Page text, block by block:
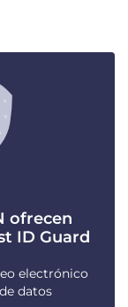
ofrecen
ID Guard
electrónico
datos